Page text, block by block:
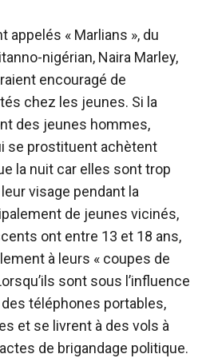
appelés « Marlians », du
nigérian, Naira Marley,
encouragé de
chez les jeunes. Si la
des jeunes hommes,
se prostituent achètent
la nuit car elles sont trop
visage pendant la
de jeunes vicinés,
ont entre 13 et 18 ans,
à leurs « coupes de
sont sous l’influence
téléphones portables,
et se livrent à des vols à
de brigandage politique.